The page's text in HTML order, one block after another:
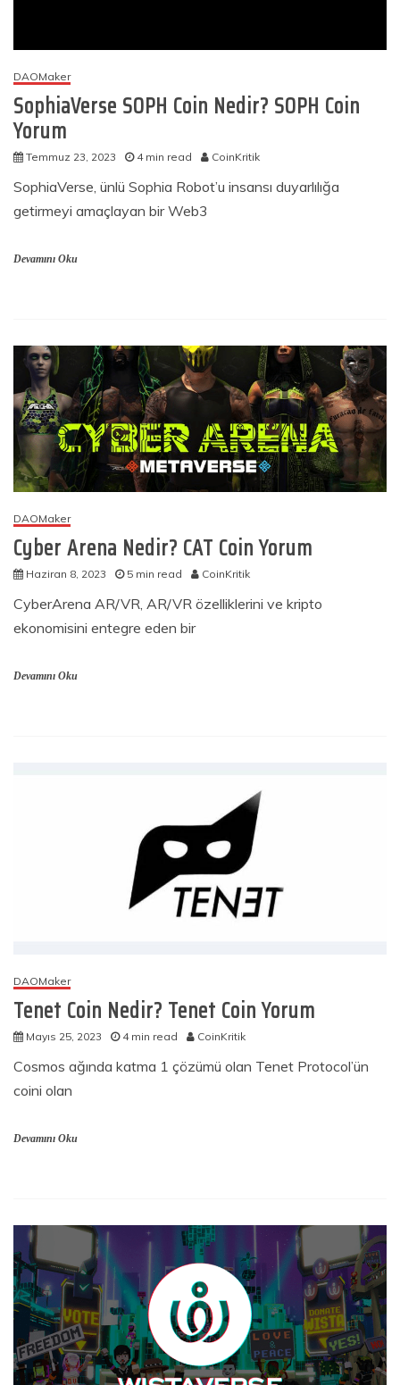
DAOMaker
SophiaVerse SOPH Coin Nedir? SOPH Coin
Yorum
Temmuz 23, 2023 4 min read CoinKritik
SophiaVerse, ünlü Sophia Robot’u insansı duyarlılığa
getirmeyi amaçlayan bir Web3
Devamını Oku
DAOMaker
Cyber Arena Nedir? CAT Coin Yorum
Haziran 8, 2023 5 min read CoinKritik
CyberArena AR/VR, AR/VR özelliklerini ve kripto
ekonomisini entegre eden bir
Devamını Oku
DAOMaker
Tenet Coin Nedir? Tenet Coin Yorum
Mayıs 25, 2023 4 min read CoinKritik
Cosmos ağında katma 1 çözümü olan Tenet Protocol’ün
coini olan
Devamını Oku